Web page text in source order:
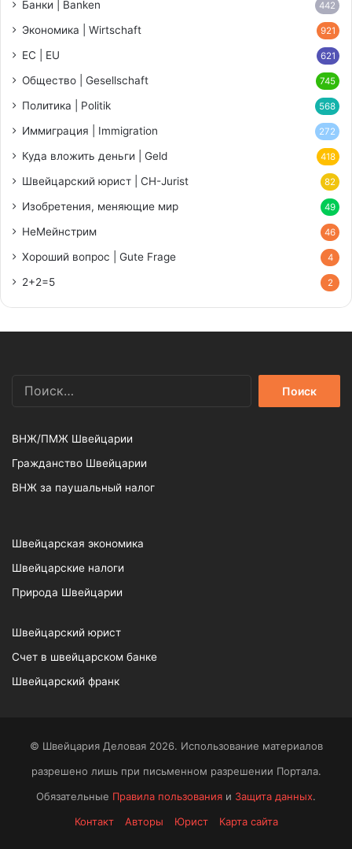
Банки | Banken 442
Экономика | Wirtschaft 921
ЕС | EU 621
Общество | Gesellschaft 745
Политика | Politik 568
Иммиграция | Immigration 272
Куда вложить деньги | Geld 418
Швейцарский юрист | CH-Jurist 82
Изобретения, меняющие мир 49
НеМейнстрим 46
Хороший вопрос | Gute Frage 4
2+2=5 2
ВНЖ/ПМЖ Швейцарии
Гражданство Швейцарии
ВНЖ за паушальный налог
Швейцарская экономика
Швейцарские налоги
Природа Швейцарии
Швейцарский юрист
Счет в швейцарском банке
Швейцарский франк
© Швейцария Деловая 2026. Использование материалов
разрешено лишь при письменном разрешении Портала.
Обязательные Правила пользования и Защита данных.
Контакт
Авторы Юрист Карта сайта